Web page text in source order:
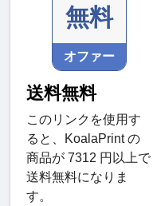
無料
オファー
送料無料
このリンクを使用す
ると、KoalaPrint の
商品が 7312 円以上で
送料無料になりま
す。